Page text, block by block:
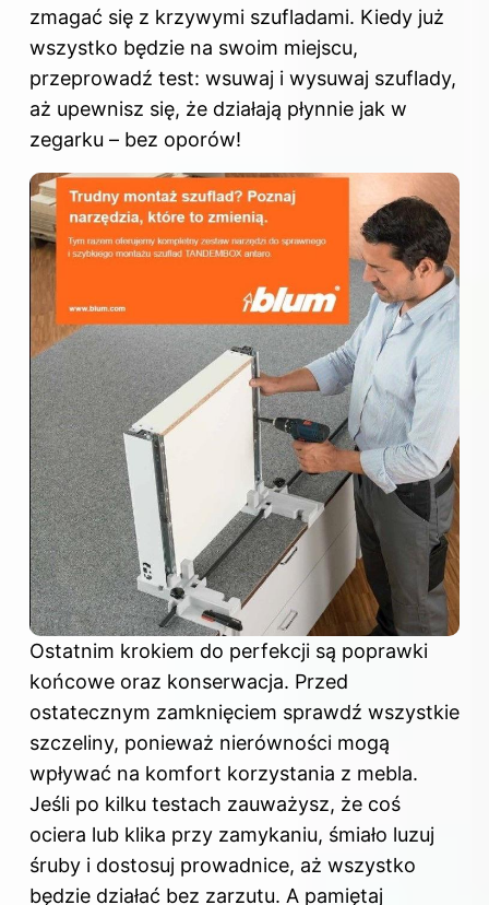
zmagać się z krzywymi szufladami. Kiedy już
wszystko będzie na swoim miejscu,
przeprowadź test: wsuwaj i wysuwaj szuflady,
aż upewnisz się, że działają płynnie jak w
zegarku – bez oporów!
Ostatnim krokiem do perfekcji są poprawki
końcowe oraz konserwacja. Przed
ostatecznym zamknięciem sprawdź wszystkie
szczeliny, ponieważ nierówności mogą
wpływać na komfort korzystania z mebla.
Jeśli po kilku testach zauważysz, że coś
ociera lub klika przy zamykaniu, śmiało luzuj
śruby i dostosuj prowadnice, aż wszystko
będzie działać bez zarzutu. A pamiętaj